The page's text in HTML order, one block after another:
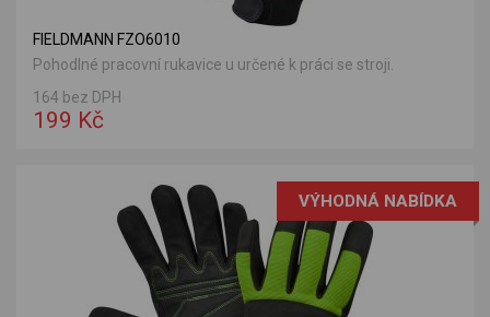
FIELDMANN FZO6010
Pohodlné pracovní rukavice u určené k práci se stroji.
164 bez DPH
199 Kč
VÝHODNÁ NABÍDKA